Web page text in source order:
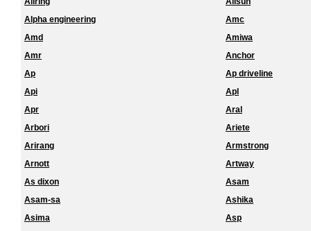
Alpha engineering
Amc
Amd
Amiwa
Amr
Anchor
Ap
Ap driveline
Api
Apl
Apr
Aral
Arbori
Ariete
Arirang
Armstrong
Arnott
Artway
As dixon
Asam
Asam-sa
Ashika
Asima
Asp